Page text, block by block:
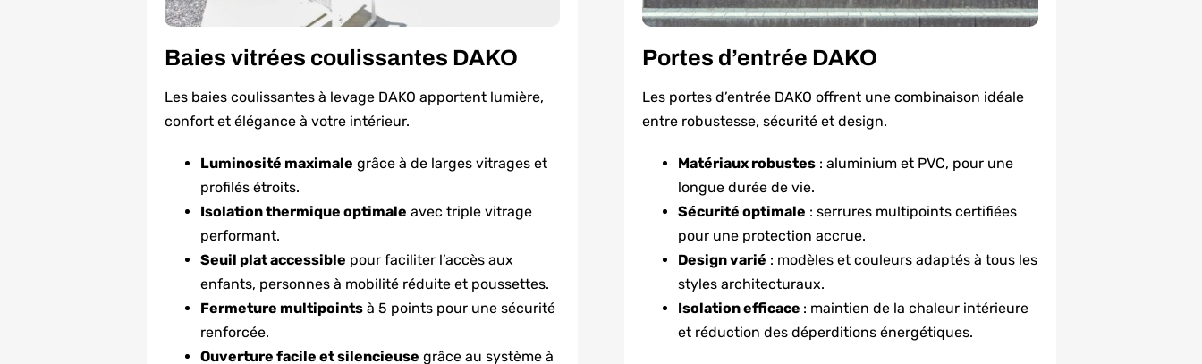
Baies vitrées coulissantes DAKO
Les baies coulissantes à levage DAKO apportent lumière,
confort et élégance à votre intérieur.
Luminosité maximale grâce à de larges vitrages et
profilés étroits.
Isolation thermique optimale avec triple vitrage
performant.
Seuil plat accessible pour faciliter l’accès aux
enfants, personnes à mobilité réduite et poussettes.
Fermeture multipointsà 5 points pour une sécurité
renforcée.
Ouverture facile et silencieuse grâce au système à
Portes d’entrée DAKO
Les portes d’entrée DAKO offrent une combinaison idéale
entre robustesse, sécurité et design.
Matériaux robustes: aluminium et PVC, pour une
longue durée de vie.
Sécurité optimale : serrures multipoints certifiées
pour une protection accrue.
Design varié : modèles et couleurs adaptés à tous les
styles architecturaux.
Isolation efficace : maintien de la chaleur intérieure
et réduction des déperditions énergétiques.